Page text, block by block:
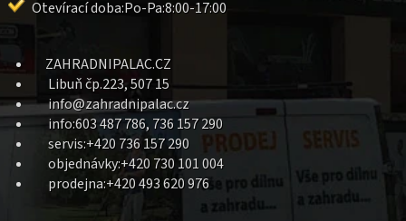
Otevírací doba:Po-Pa:8:00-17:00
ZAHRADNIPALAC.CZ
Libuň čp.223, 507 15
info@zahradnipalac.cz
info:603 487 786, 736 157 290
servis:+420 736 157 290
objednávky:+420 730 101 004
prodejna:+420 493 620 976